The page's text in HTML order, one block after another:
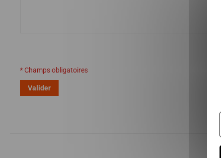
* Champs obligatoires
Valider